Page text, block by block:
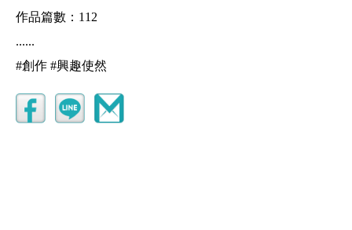
作品篇數：112
......
#創作 #興趣使然